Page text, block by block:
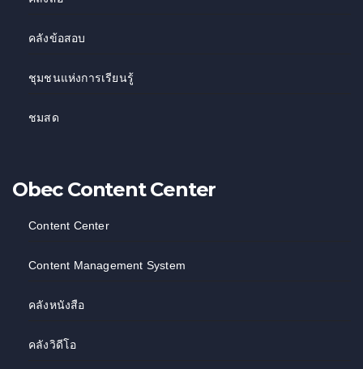
คลังข้อสอบ
ชุมชนแห่งการเรียนรู้
ชมสด
Obec Content Center
Content Center
Content Management System
คลังหนังสือ
คลังวิดีโอ